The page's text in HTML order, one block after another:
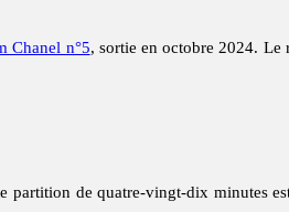
Chanel n°5, sortie en octobre 2024. Le
partition de quatre-vingt-dix minutes